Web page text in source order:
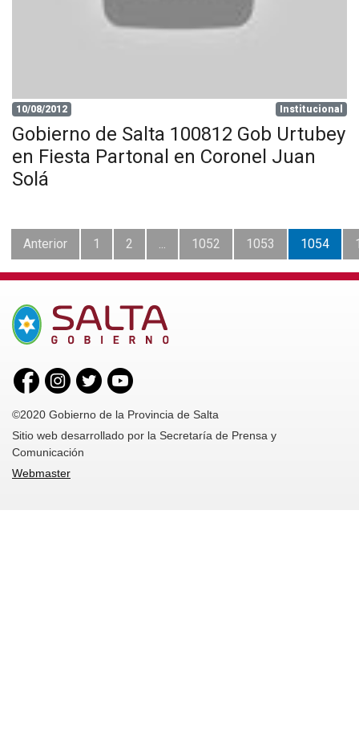
10/08/2012 Institucional
Gobierno de Salta 100812 Gob Urtubey
en Fiesta Partonal en Coronel Juan
Solá
Anterior 1 2 ... 1052 1053 1054
©2020 Gobierno de la Provincia de Salta
Sitio web desarrollado por la Secretaría de Prensa y
Comunicación
Webmaster